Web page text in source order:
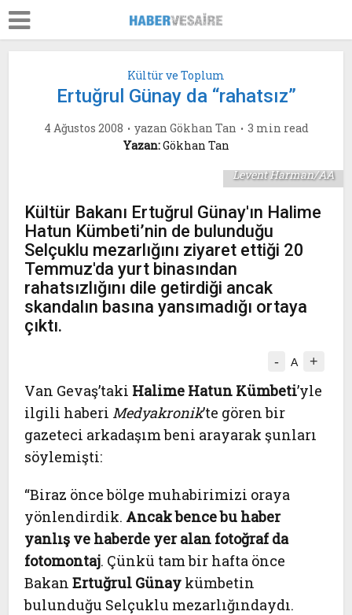
Kültür ve Toplum
Ertuğrul Günay da “rahatsız”
4 Ağustos 2008 yazan Gökhan Tan
3 min read
Yazan:Gökhan Tan
Levent Harman/AA
Kültür Bakanı Ertuğrul Günay'ın Halime
Hatun Kümbeti’nin de bulunduğu
Selçuklu mezarlığını ziyaret ettiği 20
Temmuz'da yurt binasından
rahatsızlığını dile getirdiği ancak
skandalın basına yansımadığı ortaya
çıktı.
- A +
Van Gevaş’taki Halime Hatun Kümbeti’yle
ilgili haberi Medyakronik’te gören bir
gazeteci arkadaşım beni arayarak şunları
söylemişti:
“Biraz önce bölge muhabirimizi oraya
yönlendirdik. Ancak bence bu haber
yanlış ve haberde yer alan fotoğraf da
fotomontaj. Çünkü tam bir hafta önce
BakanErtuğrul Günay kümbetin
bulunduğu Selçuklu mezarlığındaydı.